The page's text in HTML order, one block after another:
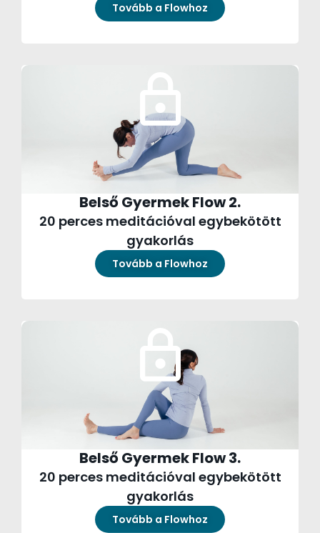
Tovább a Flowhoz
Belső Gyermek Flow 2.
20 perces meditációval egybekötött
gyakorlás
Tovább a Flowhoz
Belső Gyermek Flow 3.
20 perces meditációval egybekötött
gyakorlás
Tovább a Flowhoz